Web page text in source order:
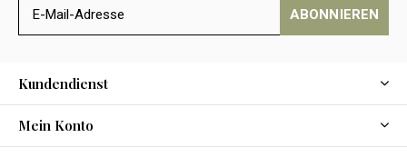
ABONNIEREN
Kundendienst
Mein Konto